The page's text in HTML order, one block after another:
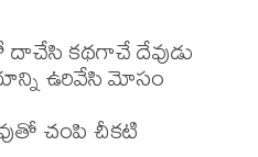
కథగాచే దేవుడు
ఉరివేసి మోసం
చంపి చీకటి